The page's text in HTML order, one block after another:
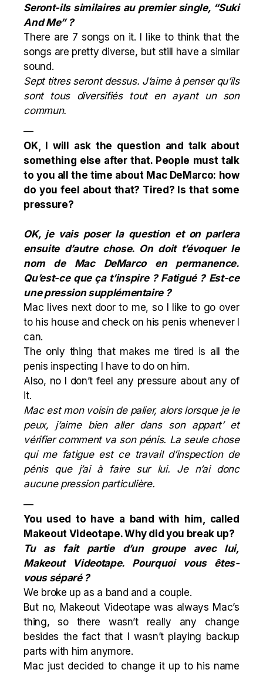
Seront-ils similaires au premier single, “Suki
And Me” ?
There are 7 songs on it. I like to think that the
songs are pretty diverse, but still have a similar
sound.
Sept titres seront dessus. J’aime à penser qu’ils
sont tous diversifiés tout en ayant un son
commun.
—
OK, I will ask the question and talk about
something else after that. People must talk
to you all the time about Mac DeMarco: how
do you feel about that? Tired? Is that some
pressure?
OK, je vais poser la question et on parlera
ensuite d’autre chose. On doit t’évoquer le
nom de Mac DeMarco en permanence.
Qu’est-ce que ça t’inspire ? Fatigué ? Est-ce
une pression supplémentaire ?
Mac lives next door to me, so I like to go over
to his house and check on his penis whenever I
can.
The only thing that makes me tired is all the
penis inspecting I have to do on him.
Also, no I don’t feel any pressure about any of
it.
Mac est mon voisin de palier, alors lorsque je le
peux, j’aime bien aller dans son appart’ et
vérifier comment va son pénis. La seule chose
qui me fatigue est ce travail d’inspection de
pénis que j’ai à faire sur lui. Je n’ai donc
aucune pression particulière.
—
You used to have a band with him, called
Makeout Videotape. Why did you break up?
Tu as fait partie d’un groupe avec lui,
Makeout Videotape. Pourquoi vous êtes-
vous séparé ?
We broke up as a band and a couple.
But no, Makeout Videotape was always Mac’s
thing, so there wasn’t really any change
besides the fact that I wasn’t playing backup
parts with him anymore.
Mac just decided to change it up to his name